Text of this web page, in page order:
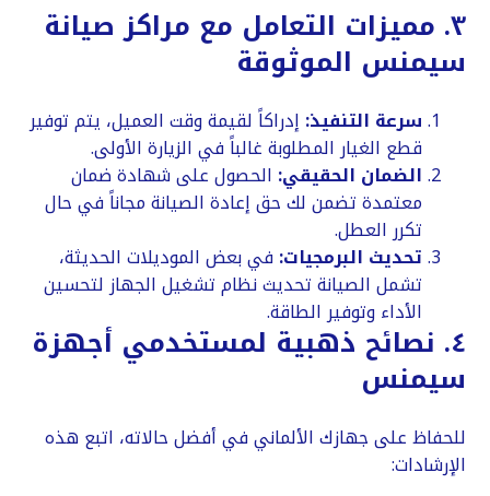
​٣. مميزات التعامل مع مراكز صيانة
سيمنس الموثوقة
سرعة التنفيذ: إدراكاً لقيمة وقت العميل، يتم توفير
قطع الغيار المطلوبة غالباً في الزيارة الأولى.
الضمان الحقيقي: الحصول على شهادة ضمان
معتمدة تضمن لك حق إعادة الصيانة مجاناً في حال
تكرر العطل.
تحديث البرمجيات: في بعض الموديلات الحديثة،
تشمل الصيانة تحديث نظام تشغيل الجهاز لتحسين
الأداء وتوفير الطاقة.
​٤. نصائح ذهبية لمستخدمي أجهزة
سيمنس
​للحفاظ على جهازك الألماني في أفضل حالاته، اتبع هذه
الإرشادات: